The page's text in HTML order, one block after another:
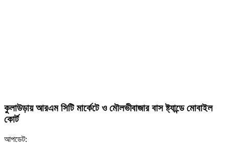
কুলাউড়ায় আরএম সিটি মার্কেটে ও মৌলভীবাজার বাস ষ্ট্যান্ডে মোবাইল
কোর্ট
আপডেট: